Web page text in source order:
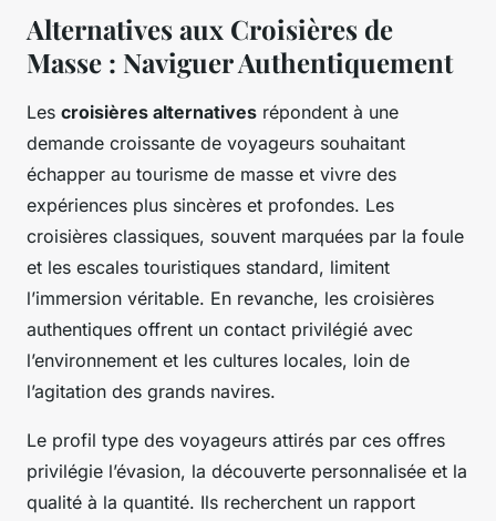
Alternatives aux Croisières de
Masse : Naviguer Authentiquement
Les croisières alternatives répondent à une
demande croissante de voyageurs souhaitant
échapper au tourisme de masse et vivre des
expériences plus sincères et profondes. Les
croisières classiques, souvent marquées par la foule
et les escales touristiques standard, limitent
l’immersion véritable. En revanche, les croisières
authentiques offrent un contact privilégié avec
l’environnement et les cultures locales, loin de
l’agitation des grands navires.
Le profil type des voyageurs attirés par ces offres
privilégie l’évasion, la découverte personnalisée et la
qualité à la quantité. Ils recherchent un rapport